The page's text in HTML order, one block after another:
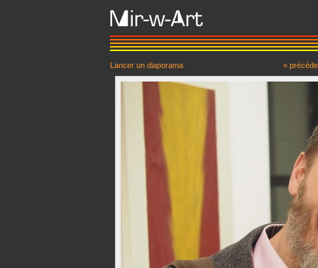
Lancer un diaporama «